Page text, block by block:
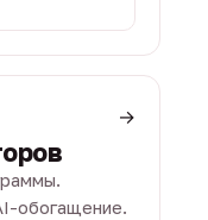
→
обогащение.